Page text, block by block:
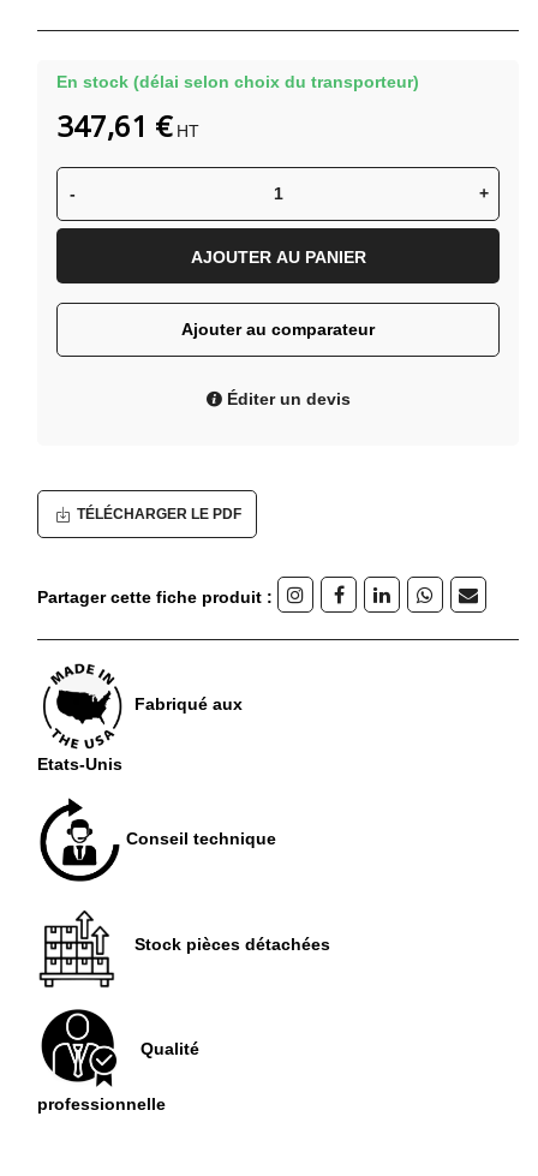
En stock (délai selon choix du transporteur)
- +
AJOUTER AU PANIER
Ajouter au comparateur
Éditer un devis
347,61 € HT
TÉLÉCHARGER LE PDF
Partager cette fiche produit :
Fabriqué aux
Etats-Unis
Conseil technique
Stock pièces détachées
Qualité
professionnelle